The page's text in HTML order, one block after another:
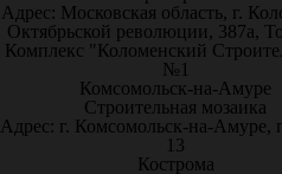
Адрес: Московская область, г.
Октябрьской революции, 387а,
Комплекс "Коломенский
№1
Комсомольск-на-Амуре
Строительная мозаика
Адрес: г. Комсомольск-на-Амуре,
13
Кострома